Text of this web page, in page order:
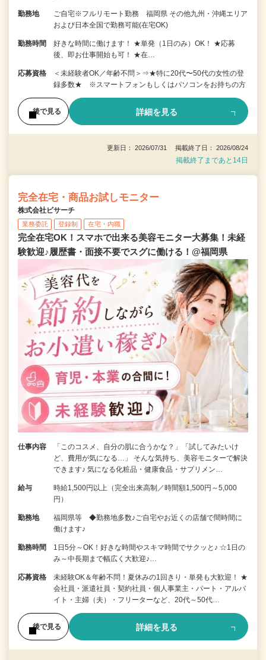
勤務地
ご自宅※フルリモート勤務 福岡県 その他九州・沖縄エリア
および日本全国で勤務可能(在宅OK)
勤務時間
好きな時間に働けます！ ★単発（1日のみ）OK！ ★応募
後、即お仕事開始も可！ ★在…
応募資格
＜未経験者OK／年齢不問＞⇒★特に20代〜50代の女性の登
録多数★ ※スマートフォンもしくはパソコンをお持ちの方
後で見る 詳細を見る
更新日： 2026/07/31 掲載終了日： 2026/08/24
掲載終了まであと14日
完全在宅・商品お試しモニター
株式会社ビサーチ
業務委託 登録制 在宅・内職
完全在宅OK！スマホで出来る美容モニター大募集！未経
験歓迎♪履歴書・面接不要でスグに働ける！@福岡県
仕事内容
「このコスメ、自分の肌に合うかな？」「試してみたいけ
ど、費用が気になる…」 そんな気持ち、美容モニターで解決
できます♪ 気になる化粧品・健康食品・サプリメン…
給与
時給1,500円以上（完全出来高制／時間額1,500円～5,000
円）
勤務地
福岡県等 ◆勤務地多数♪ご自宅やお近くの店舗で間時間に
働けます♪
勤務時間
1日5分～OK！好きな時間やスキマ時間でサクッと♪ ☆1日の
み～中長期まで幅広く大歓迎♪…
応募資格
未経験OK＆年齢不問！夏休みの1回きり・単発も大歓迎！ ★
会社員・派遣社員・契約社員・個人事業主・パート・アルバ
イト・主婦（夫）・フリーターなど、20代～50代…
後で見る 詳細を見る